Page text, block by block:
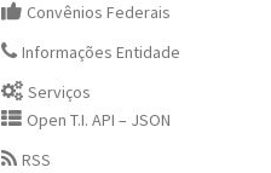
Convênios Federais
Informações Entidade
Serviços
Open T.I. API – JSON
RSS